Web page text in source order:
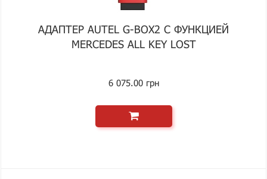
АДАПТЕР AUTEL G-BOX2 С ФУНКЦИЕЙ
MERCEDES ALL KEY LOST
6 075.00 грн